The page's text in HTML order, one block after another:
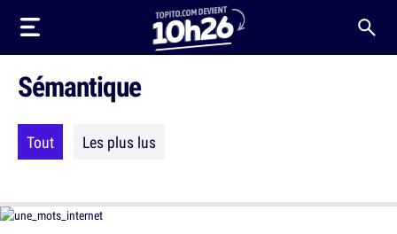
Sémantique
Tout Les plus lus